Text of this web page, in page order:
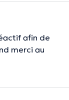
afin de
merci au